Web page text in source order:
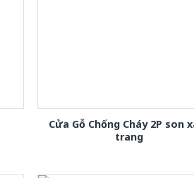
Cửa Gỗ Chống Cháy 2P son
trang